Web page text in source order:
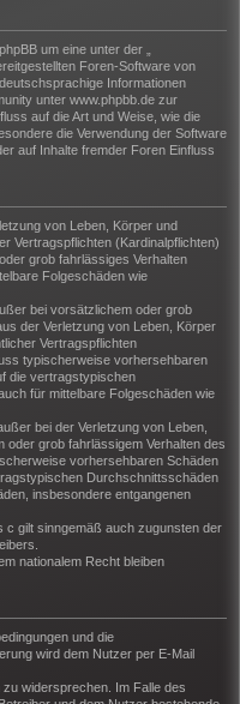
um eine unter der „
Foren-Software von
Informationen
unter www.phpbb.de zur
auf die Art und Weise, wie die
die Verwendung der Software
auf Inhalte fremder Foren Einfluss
von Leben, Körper und
Vertragspflichten (Kardinalpflichten)
grob fahrlässiges Verhalten
Folgeschäden wie
bei vorsätzlichem oder grob
der Verletzung von Leben, Körper
Vertragspflichten
typischerweise vorhersehbaren
die vertragstypischen
für mittelbare Folgeschäden wie
bei der Verletzung von Leben,
grob fahrlässigem Verhalten des
vorhersehbaren Schäden
Durchschnittsschäden
insbesondere entgangenen
c gilt sinngemäß auch zugunsten der
nationalem Recht bleiben
und die
wird dem Nutzer per E-Mail
widersprechen. Im Falle des